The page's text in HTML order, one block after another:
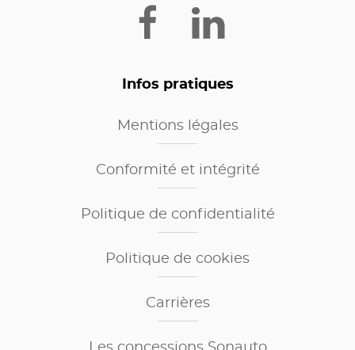
Infos pratiques
Mentions légales
Conformité et intégrité
Politique de confidentialité
Politique de cookies
Carrières